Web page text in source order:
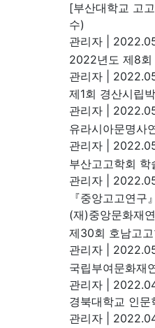
[부산대학교 고
수)
관리자
2022년도 제8회
관리자
제1회 경산시립
관리자
유라시아문명사
관리자
부산고고학회
관리자
『중앙고고연
(재)중앙문화재
제30회 호남고
관리자
국립부여문화재
관리자
경북대학교 인
관리자